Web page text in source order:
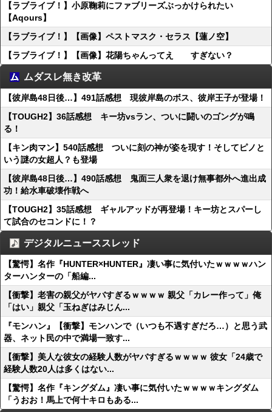
【ラブライブ！】小原鞠莉にファブリーズぶっかけられたい
【Aqours】
【ラブライブ！】【画像】ペストマスク・セラス【蓮ノ空】
【ラブライブ！】【画像】花陽ちゃんってえ すぎない？
ムダスレ無き改革
【彼岸島48日後…】491話感想 現彼岸島のボス、彼岸王子が登場！
【TOUGH2】36話感想 キー坊vsラン、ついに闘いのゴングが鳴
る！
【キン肉マン】540話感想 ついに刻の神が姿を現す！そしてピノと
いう謎の女超人？も登場
【彼岸島48日後…】490話感想 鬼面三人衆を退け無事都外へ進出成
功！給水車破壊作戦へ
【TOUGH2】35話感想 ギャルアッドが再登場！キー坊とスパーし
て試合のセコンドに！？
デジタルニューススレッド
【驚愕】名作『HUNTER×HUNTER』凄い事に気付いたｗｗｗｗハン
ターハンターの「船編...
【衝撃】老害の親父がヤバすぎるｗｗｗｗ 親父「カレー作って」俺
「はい」親父「玉ねぎはみじん...
『モンハン』【衝撃】モンハンで（いつも不遇すぎだろ…）と思う武
器、ネット民の中で満場一致す...
【衝撃】美人な彼女の経験人数がヤバすぎるｗｗｗｗ 彼女「24歳で
経験人数20人は多くはない...
【驚愕】名作『キングダム』凄い事に気付いたｗｗｗｗキングダム
「うおお！馬上で何十キロもある...